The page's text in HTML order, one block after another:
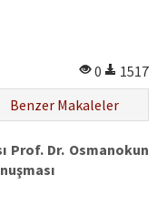
0
1517
Benzer Makaleler
Prof. Dr. Osmanokun